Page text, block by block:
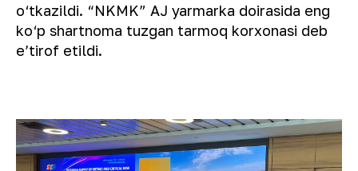
o‘tkazildi. “NKMK” AJ yarmarka doirasida eng
ko‘p shartnoma tuzgan tarmoq korxonasi deb
eʼtirof etildi.